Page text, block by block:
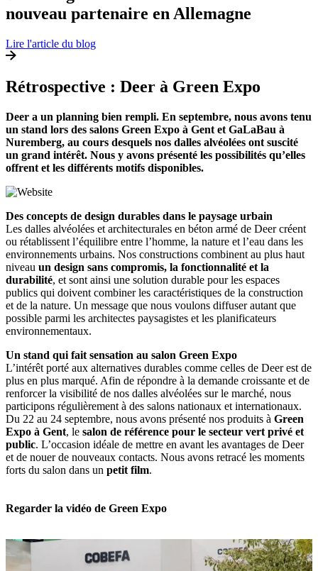
nouveau partenaire en Allemagne
Lire l'article du blog
Rétrospective : Deer à Green Expo
Deer a un planning bien rempli. En septembre, nous avons tenu
un stand lors des salons Green Expo à Gent et GaLaBau à
Nuremberg, au cours desquels nos dalles alvéolées ont suscité
un grand intérêt. Nous y avons présenté les possibilités qu’elles
offrent et les différents motifs disponibles.
Des concepts de design durables dans le paysage urbain
Les dalles alvéolées et architecturales en béton armé de Deer créent
ou rétablissent l’équilibre entre l’homme, la nature et l’eau dans les
environnements urbains. Nos constructions combinent au plus haut
niveau un design sans compromis, la fonctionnalité et la
durabilité, et sont ainsi une solution durable pour les espaces
publics qui doivent combiner les caractéristiques de la construction
et de la nature. Un message que nous voulons diffuser autant que
possible parmi les architectes paysagistes et les planificateurs
environnementaux.
Un stand qui fait sensation au salon Green Expo
L’intérêt porté aux alternatives durables comme celles de Deer est de
plus en plus marqué. Afin de répondre à la demande croissante et de
renforcer la visibilité de nos dalles alvéolées sur le marché, nous
participons régulièrement à des salons nationaux et internationaux.
Du 22 au 24 septembre, nous avons présenté nos produits à Green
Expo à Gent, le salon de référence pour le secteur vert privé et
public. L’occasion idéale de mettre en avant les avantages de Deer
et de nouer de nouveaux contacts. Nous avons retracé les moments
forts du salon dans un petit film.
Regarder la vidéo de Green Expo